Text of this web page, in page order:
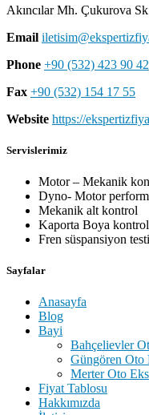
Akıncılar Mh. Çukurova
Email
Phone +90 (532) 423 90 42
Fax +90 (532) 154 17 55
Website https://
Servislerimiz
Motor – Mekanik
Dyno- Motor
Mekanik alt kontrol
Kaporta Boya
Fren süspansiyon testi
Sayfalar
Anasayfa
Blog
Bayi
Bahçelievler
Güngören Oto
Merter Oto
Fiyat Tablosu
Hakkımızda